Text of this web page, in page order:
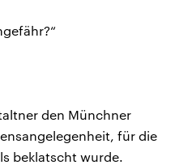
den Münchner
für die
beklatscht wurde.